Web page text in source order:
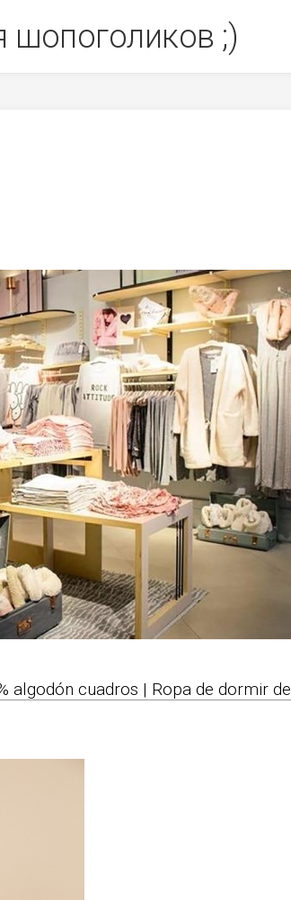
шопоголиков ;)
algodón cuadros | Ropa de dormir de